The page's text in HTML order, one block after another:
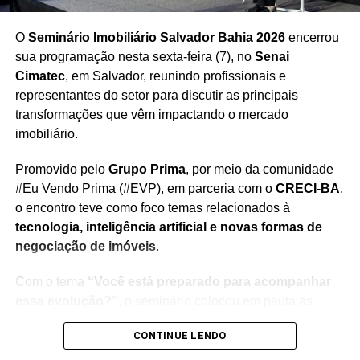
O Seminário Imobiliário Salvador Bahia 2026encerrou
sua programação nesta sexta-feira (7), no Senai
Cimatec, em Salvador, reunindo profissionais e
representantes do setor para discutir as principais
transformações que vêm impactando o mercado
imobiliário.
Promovido pelo Grupo Prima, por meio da comunidade
#Eu Vendo Prima (#EVP), em parceria com o CRECI-BA,
o encontro teve como foco temas relacionados à
tecnologia, inteligência artificial e novas formas de
negociação de imóveis.
Com o tema “Você está preparado para acompanhar
mudanças provocadas pelas novas ferramentas digitais
na jornada de compra e venda, além dos impactos
CONTINUE LENDO